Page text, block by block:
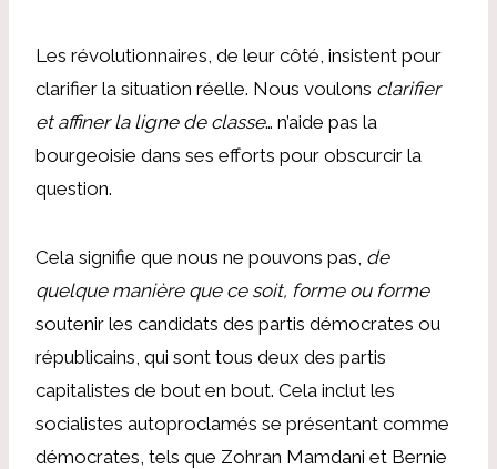
Les révolutionnaires, de leur côté, insistent pour
clarifier la situation réelle. Nous voulons clarifier
et affiner la ligne de classe… n’aide pas la
bourgeoisie dans ses efforts pour obscurcir la
question.
Cela signifie que nous ne pouvons pas, de
quelque manière que ce soit, forme ou forme
soutenir les candidats des partis démocrates ou
républicains, qui sont tous deux des partis
capitalistes de bout en bout. Cela inclut les
socialistes autoproclamés se présentant comme
démocrates, tels que Zohran Mamdani et Bernie